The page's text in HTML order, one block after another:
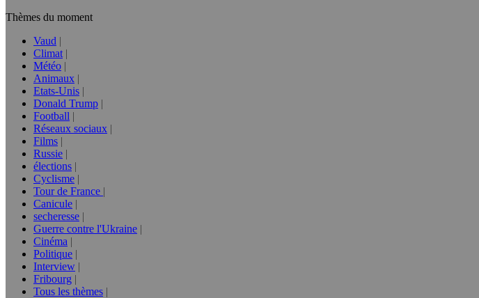
Thèmes du moment
Vaud
Climat
Météo
Animaux
Etats-Unis
Donald Trump
Football
Réseaux sociaux
Films
Russie
élections
Cyclisme
Tour de France
Canicule
secheresse
Guerre contre l'Ukraine
Cinéma
Politique
Interview
Fribourg
Tous les thèmes